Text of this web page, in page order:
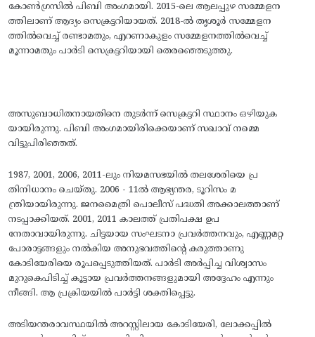
കോണ്‍ഗ്രസില്‍ പിബി അംഗമായി. 2015-ലെ ആലപ്പുഴ സമ്മേളന
ത്തിലാണ്‌ ആദ്യം സെക്രട്ടറിയായത്‌. 2018-ല്‍ തൃശൂര്‍ സമ്മേളന
ത്തില്‍വെച്ച്‌ രണ്ടാമതും, എറണാകുളം സമ്മേളനത്തില്‍വെച്ച്‌
മൂന്നാമതും പാര്‍ടി സെക്രട്ടറിയായി തെരഞ്ഞെടുത്തു.
അസുബാധിതനായതിനെ തുടര്‍ന്ന്‌ സെക്രട്ടറി സ്ഥാനം ഒഴിയുക
യായിരുന്നു. പിബി അംഗമായിരിക്കെയാണ്‌ സഖാവ്‌ നമ്മെ
വിട്ടുപിരിഞ്ഞത്‌.
1987, 2001, 2006, 2011-ലും നിയമസഭയിൽ തലശേരിയെ പ്ര
തിനിധാനം ചെയ്‌തു. 2006 - 11ല്‍ ആഭ്യന്തര, ടൂറിസം മ
ന്ത്രിയായിരുന്നു. ജനമൈത്രി പൊലീസ്‌ പദ്ധതി അക്കാലത്താണ്‌
നടപ്പാക്കിയത്‌. 2001, 2011 കാലത്ത്‌ പ്രതിപക്ഷ ഉപ
നേതാവായിരുന്നു. ചിട്ടയായ സംഘടനാ പ്രവര്‍ത്തനവും, എണ്ണമറ്റ
പോരാട്ടങ്ങളും നല്‍കിയ അനുഭവത്തിന്റെ കരുത്താണു
കോടിയേരിയെ രൂപപ്പെടുത്തിയത്‌. പാര്‍ടി അര്‍പ്പിച്ച വിശ്വാസം
മുറുകെപിടിച്ച്‌ കൂട്ടായ പ്രവര്‍ത്തനങ്ങളുമായി അദ്ദേഹം എന്നും
നീങ്ങി. ആ പ്രക്രിയയില്‍ പാര്‍ട്ടി ശക്തിപ്പെട്ടു.
അടിയന്തരാവസ്ഥയില്‍ അറസ്റ്റിലായ കോടിയേരി, ലോക്കപ്പില്‍